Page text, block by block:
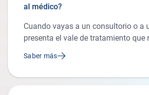
al médico?
Cuando vayas a un consultorio o a
presenta el vale de tratamiento que
del contrato. El vale de tratamiento
cuenta que algunos tratamientos,
Saber más